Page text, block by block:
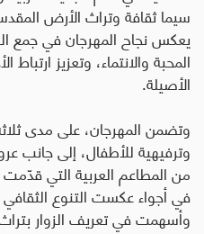
سيما ثقافة وتراث الأرض
يعكس نجاح المهرجان في جمع
المحبة والانتماء، وتعزيز ارتباط
الأصيلة.
وتضمن المهرجان، على مدى
وترفيهية للأطفال، إلى جانب
من المطاعم العربية التي
في أجواء عكست التنوع الثقافي
وأسهمت في تعريف الزوار